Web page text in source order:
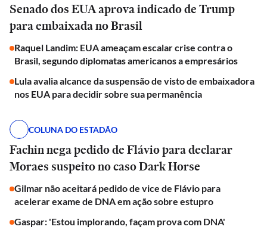
Senado dos EUA aprova indicado de Trump
para embaixada no Brasil
Raquel Landim: EUA ameaçam escalar crise contra o
Brasil, segundo diplomatas americanos a empresários
Lula avalia alcance da suspensão de visto de embaixadora
nos EUA para decidir sobre sua permanência
COLUNA DO ESTADÃO
Fachin nega pedido de Flávio para declarar
Moraes suspeito no caso Dark Horse
Gilmar não aceitará pedido de vice de Flávio para
acelerar exame de DNA em ação sobre estupro
Gaspar: 'Estou implorando, façam prova com DNA'